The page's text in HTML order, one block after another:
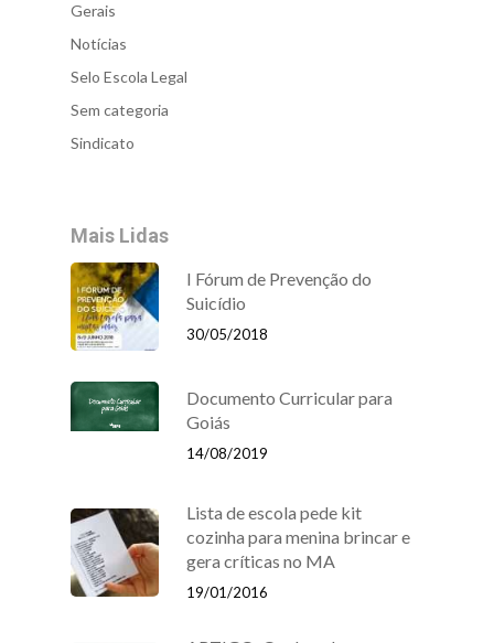
Gerais
Notícias
Selo Escola Legal
Sem categoria
Sindicato
Mais Lidas
I Fórum de Prevenção do
Suicídio
30/05/2018
Documento Curricular para
Goiás
14/08/2019
Lista de escola pede kit
cozinha para menina brincar e
gera críticas no MA
19/01/2016